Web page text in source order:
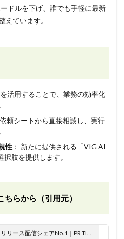
ドルを下げ、誰でも手軽に最新
えています。
を活用することで、業務の効率化
頼シートから直接相談し、実行
性 ： 新たに提供される「VIG AI
肢を提供します。
らから（引用元）
ース配信シェアNo.1｜PR TIMES